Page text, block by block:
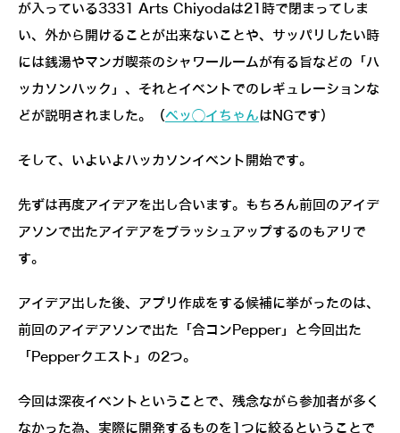
が入っている3331 Arts Chiyodaは21時で閉まってしま
い、外から開けることが出来ないことや、サッパリしたい時
には銭湯やマンガ喫茶のシャワールームが有る旨などの「ハ
ッカソンハック」、それとイベントでのレギュレーションな
どが説明されました。（ペッ◯イちゃんはNGです）
そして、いよいよハッカソンイベント開始です。
先ずは再度アイデアを出し合います。もちろん前回のアイデ
アソンで出たアイデアをブラッシュアップするのもアリで
す。
アイデア出した後、アプリ作成をする候補に挙がったのは、
前回のアイデアソンで出た「合コンPepper」と今回出た
「Pepperクエスト」の2つ。
今回は深夜イベントということで、残念ながら参加者が多く
なかった為、実際に開発するものを1つに絞るということで